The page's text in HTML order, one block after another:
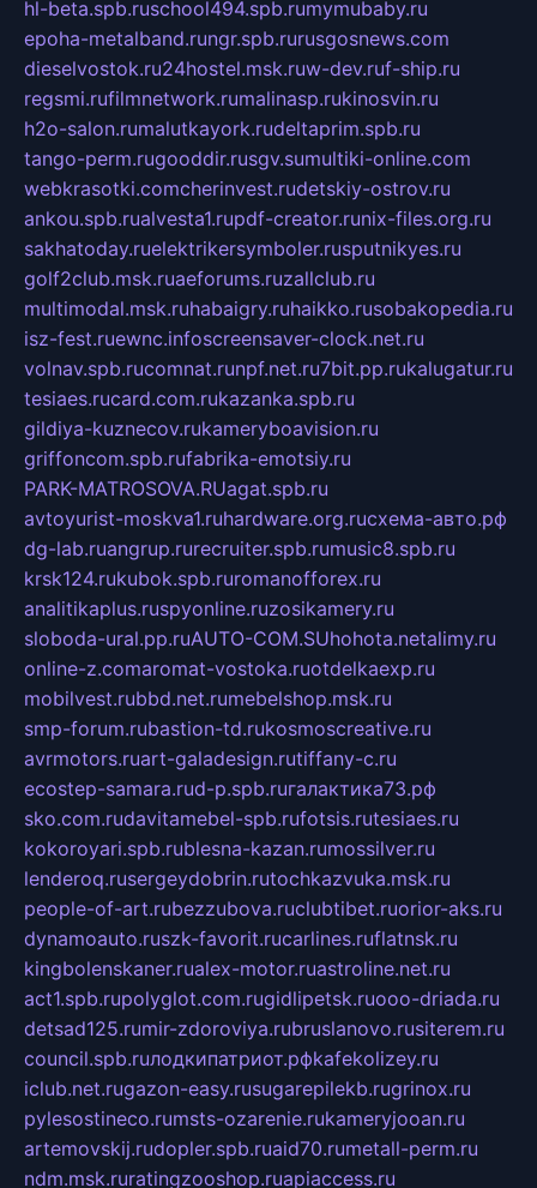
hl-beta.spb.ruschool494.spb.rumymubaby.ru
epoha-metalband.rungr.spb.rurusgosnews.com
dieselvostok.ru24hostel.msk.ruw-dev.ruf-ship.ru
regsmi.rufilmnetwork.rumalinasp.rukinosvin.ru
h2o-salon.rumalutkayork.rudeltaprim.spb.ru
tango-perm.rugooddir.rusgv.sumultiki-online.com
webkrasotki.comcherinvest.rudetskiy-ostrov.ru
ankou.spb.rualvesta1.rupdf-creator.runix-files.org.ru
sakhatoday.ruelektrikersymboler.rusputnikyes.ru
golf2club.msk.ruaeforums.ruzallclub.ru
multimodal.msk.ruhabaigry.ruhaikko.rusobakopedia.ru
isz-fest.ruewnc.infoscreensaver-clock.net.ru
volnav.spb.rucomnat.runpf.net.ru7bit.pp.rukalugatur.ru
tesiaes.rucard.com.rukazanka.spb.ru
gildiya-kuznecov.rukameryboavision.ru
griffoncom.spb.rufabrika-emotsiy.ru
PARK-MATROSOVA.RUagat.spb.ru
avtoyurist-moskva1.ruhardware.org.ruсхема-авто.рф
dg-lab.ruangrup.rurecruiter.spb.rumusic8.spb.ru
krsk124.rukubok.spb.ruromanofforex.ru
analitikaplus.ruspyonline.ruzosikamery.ru
sloboda-ural.pp.ruAUTO-COM.SUhohota.netalimy.ru
online-z.comaromat-vostoka.ruotdelkaexp.ru
mobilvest.rubbd.net.rumebelshop.msk.ru
smp-forum.rubastion-td.rukosmoscreative.ru
avrmotors.ruart-galadesign.rutiffany-c.ru
ecostep-samara.rud-p.spb.ruгалактика73.рф
sko.com.rudavitamebel-spb.rufotsis.rutesiaes.ru
kokoroyari.spb.rublesna-kazan.rumossilver.ru
lenderoq.rusergeydobrin.rutochkazvuka.msk.ru
people-of-art.rubezzubova.ruclubtibet.ruorior-aks.ru
dynamoauto.ruszk-favorit.rucarlines.ruflatnsk.ru
kingbolenskaner.rualex-motor.ruastroline.net.ru
act1.spb.rupolyglot.com.rugidlipetsk.ruooo-driada.ru
detsad125.rumir-zdoroviya.rubruslanovo.rusiterem.ru
council.spb.ruлодкипатриот.рфkafekolizey.ru
iclub.net.rugazon-easy.rusugarepilekb.rugrinox.ru
pylesostineco.rumsts-ozarenie.rukameryjooan.ru
artemovskij.rudopler.spb.ruaid70.rumetall-perm.ru
ndm.msk.ruratingzooshop.ruapiaccess.ru